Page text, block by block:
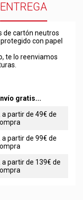
ENTREGA
de cartón neutros
con papel
te lo reenviamos
gratis...
a partir de 49€ de
a partir de 99€ de
a partir de 139€ de